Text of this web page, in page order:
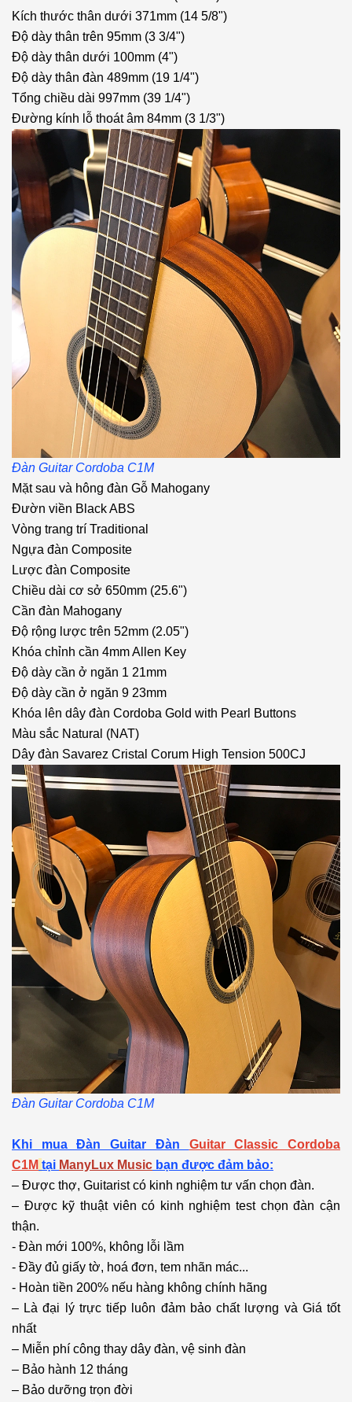
Kích thước thân dưới 371mm (14 5/8")
Độ dày thân trên 95mm (3 3/4")
Độ dày thân dưới 100mm (4")
Độ dày thân đàn 489mm (19 1/4")
Tổng chiều dài 997mm (39 1/4")
Đường kính lỗ thoát âm 84mm (3 1/3")
Đàn Guitar Cordoba C1M
Mặt sau và hông đàn Gỗ Mahogany
Đườn viền Black ABS
Vòng trang trí Traditional
Ngựa đàn Composite
Lược đàn Composite
Chiều dài cơ sở 650mm (25.6")
Cần đàn Mahogany
Độ rộng lược trên 52mm (2.05")
Khóa chỉnh cần 4mm Allen Key
Độ dày cần ở ngăn 1 21mm
Độ dày cần ở ngăn 9 23mm
Khóa lên dây đàn Cordoba Gold with Pearl Buttons
Màu sắc Natural (NAT)
Dây đàn Savarez Cristal Corum High Tension 500CJ
Đàn Guitar Cordoba C1M
Khi mua Đàn Guitar Đàn Guitar Classic Cordoba
C1M tại ManyLux Music bạn được đảm bảo:
– Được thợ, Guitarist có kinh nghiệm tư vấn chọn đàn.
– Được kỹ thuật viên có kinh nghiệm test chọn đàn cận
thận.
- Đàn mới 100%, không lỗi lầm
- Đầy đủ giấy tờ, hoá đơn, tem nhãn mác...
- Hoàn tiền 200% nếu hàng không chính hãng
– Là đại lý trực tiếp luôn đảm bảo chất lượng và Giá tốt
nhất
– Miễn phí công thay dây đàn, vệ sinh đàn
– Bảo hành 12 tháng
– Bảo dưỡng trọn đời